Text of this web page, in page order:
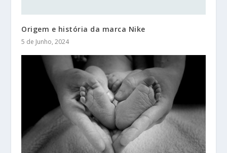
Origem e história da marca Nike
5 de Junho, 2024